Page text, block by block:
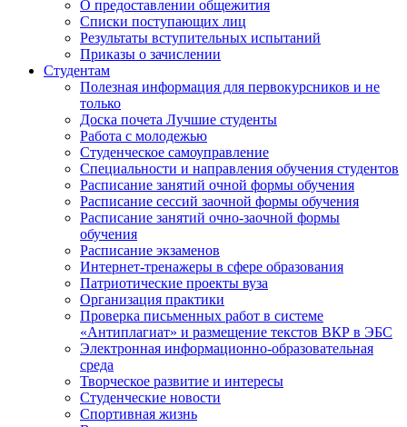
О предоставлении общежития
Списки поступающих лиц
Результаты вступительных испытаний
Приказы о зачислении
Студентам
Полезная информация для первокурсников и не
только
Доска почета Лучшие студенты
Работа с молодежью
Студенческое самоуправление
Специальности и направления обучения студентов
Расписание занятий очной формы обучения
Расписание сессий заочной формы обучения
Расписание занятий очно-заочной формы
обучения
Расписание экзаменов
Интернет-тренажеры в сфере образования
Патриотические проекты вуза
Организация практики
Проверка письменных работ в системе
«Антиплагиат» и размещение текстов ВКР в ЭБС
Электронная информационно-образовательная
среда
Творческое развитие и интересы
Студенческие новости
Спортивная жизнь